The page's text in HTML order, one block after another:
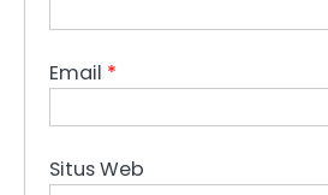
Email *
Situs Web